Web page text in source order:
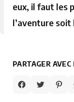
eux, il faut les
l’aventure soit
PARTAGER